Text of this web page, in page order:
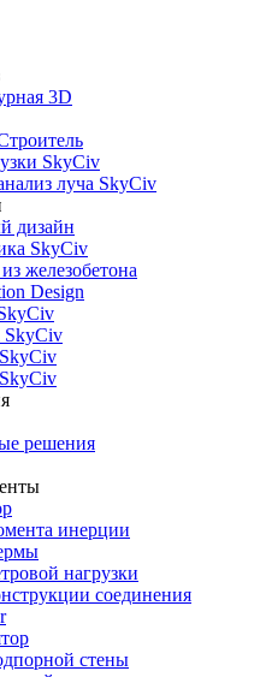
3D
SkyCiv
луча SkyCiv
дизайн
SkyCiv
железобетона
Design
SkyCiv
решения
инерции
нагрузки
соединения
стены